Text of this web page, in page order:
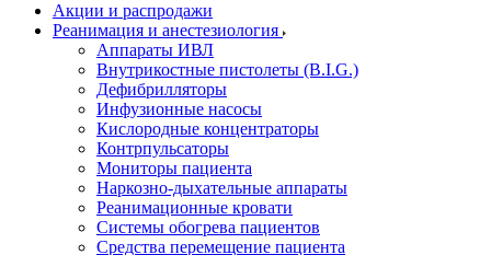
Акции и распродажи
Реанимация и анестезиология
Аппараты ИВЛ
Внутрикостные пистолеты (B.I.G.)
Дефибрилляторы
Инфузионные насосы
Кислородные концентраторы
Контрпульсаторы
Мониторы пациента
Наркозно-дыхательные аппараты
Реанимационные кровати
Системы обогрева пациентов
Средства перемещение пациента